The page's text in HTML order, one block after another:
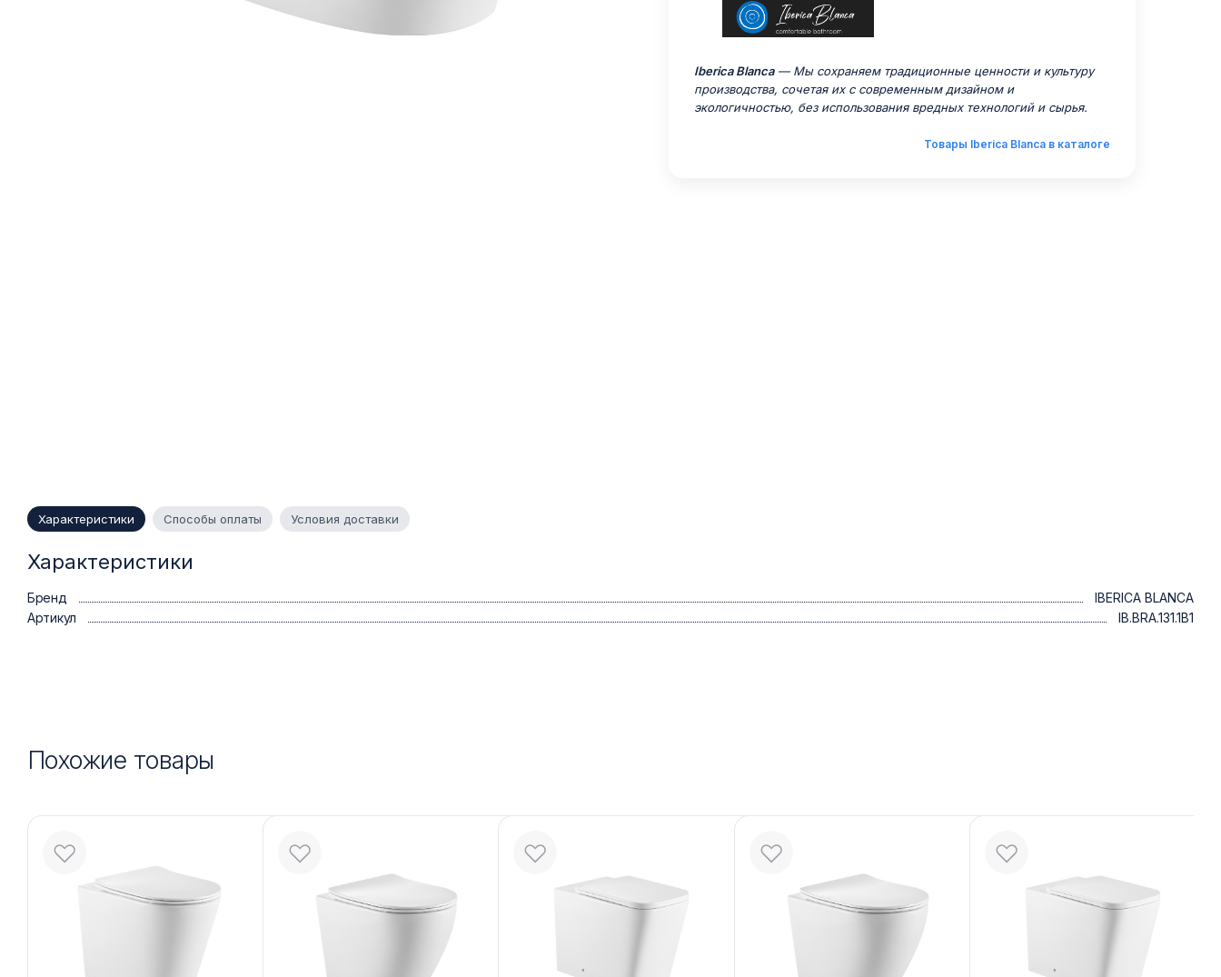
Iberica Blanca— Мы сохраняем традиционные ценности и культуру
производства, сочетая их с современным дизайном и
экологичностью, без использования вредных технологий и сырья.
Товары Iberica Blanca в каталоге
Характеристики Способы оплаты Условия доставки
Характеристики
Бренд
IBERICA BLANCA
Артикул
IB.BRA.131.1B1
Похожие товары